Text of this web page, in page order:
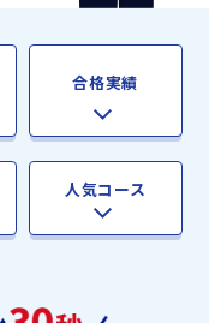
合格実績
人気コース